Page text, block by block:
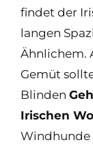
findet der
langen
Ähnlichem.
Gemüt
Blinden
Irischen
Windhunde